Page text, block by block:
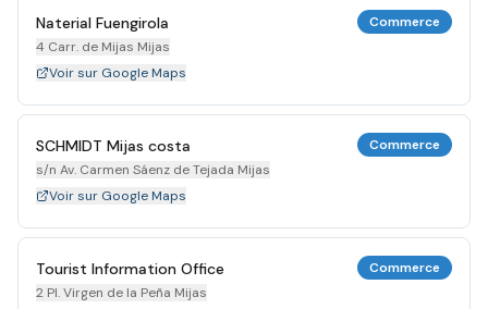
Naterial Fuengirola
4 Carr. de Mijas Mijas
Commerce
Voir sur Google Maps
SCHMIDT Mijas costa
s/n Av. Carmen Sáenz de Tejada Mijas
Commerce
Voir sur Google Maps
Tourist Information Office
2 Pl. Virgen de la Peña Mijas
Commerce